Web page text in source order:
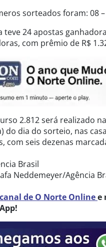
sorteados foram: 08 –
teve 24 apostas
com prêmio de R$
2.812 será realizado
do dia do sorteio, nas
com seis dezenas
Brasil
Neddemeyer/Agência
canal de O Norte Onlinee